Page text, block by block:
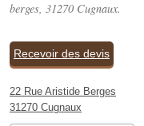
berges, 31270 Cugnaux.
Recevoir des devis
22 Rue Aristide Berges
31270 Cugnaux